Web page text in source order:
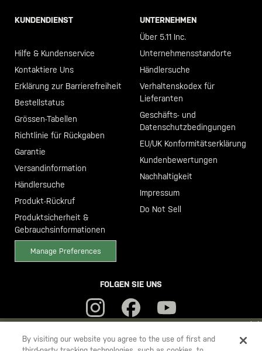
YOU ARE SHOPPING ON OURDEUTSCHLANDSITE. WOULD YOU
KUNDENDIENST
Hilfe & Kundenservice
Kontaktiere Uns
Erklärung zur Barrierefreiheit
Bestellstatus
Grössen-Tabellen
Richtlinie für Rückgaben
Garantie
Versandinformation
Händlersuche
Produkt-Rückruf
Produktsicherheit &
Gebrauchsinformationen
Manage Preferences
UNTERNEHMEN
Über 5.11 Inc.
Unternehmensstandorte
Händlersuche
Verhaltenskodex für
Lieferanten
Geschäfts- und
Datenschutzbedingungen
EU/UK Konformitätserklärung
Kundenbewertungen
Nachhaltigkeit
Impressum
Do Not Sell
FOLGEN SIE UNS
By visiting our website you agree to the use of first and